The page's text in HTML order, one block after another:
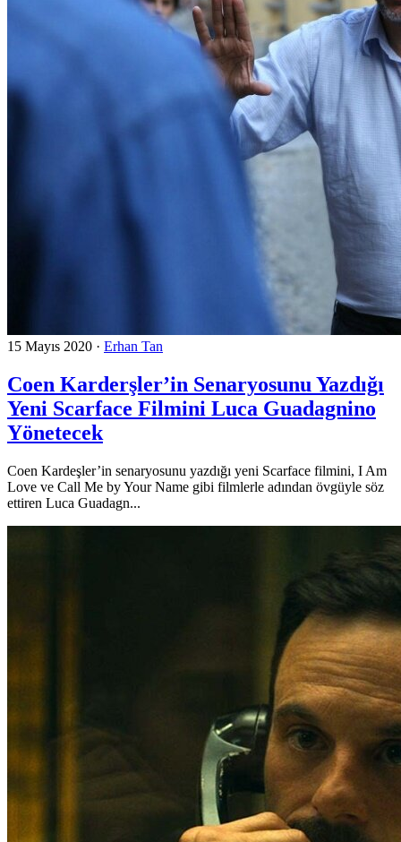
15 Mayıs 2020 · Erhan Tan
Coen Karderşler’in Senaryosunu Yazdığı
Yeni Scarface Filmini Luca Guadagnino
Yönetecek
Coen Kardeşler’in senaryosunu yazdığı yeni Scarface filmini, I Am
Love ve Call Me by Your Name gibi filmlerle adından övgüyle söz
ettiren Luca Guadagn...